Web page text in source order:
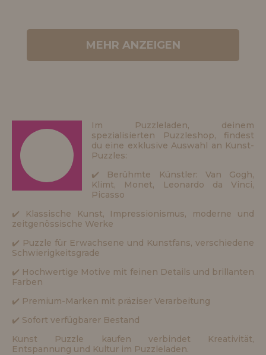
MEHR ANZEIGEN
Im Puzzleladen, deinem
spezialisierten Puzzleshop, findest
du eine exklusive Auswahl an Kunst-
Puzzles:
✔️ Berühmte Künstler: Van Gogh,
Klimt, Monet, Leonardo da Vinci,
Picasso
✔️ Klassische Kunst, Impressionismus, moderne und
zeitgenössische Werke
✔️ Puzzle für Erwachsene und Kunstfans, verschiedene
Schwierigkeitsgrade
✔️ Hochwertige Motive mit feinen Details und brillanten
Farben
✔️ Premium-Marken mit präziser Verarbeitung
✔️ Sofort verfügbarer Bestand
Kunst Puzzle kaufen verbindet Kreativität,
Entspannung und Kultur im Puzzleladen.